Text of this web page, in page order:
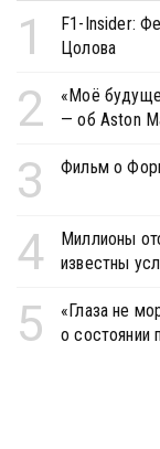
1
F1-Insider:
Цолова
2
«Моё
— об Aston
3 Фильм о
4
Миллионы
известны
5
«Глаза не
о состоянии